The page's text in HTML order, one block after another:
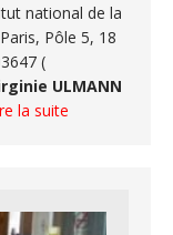
national de la
Pôle 5, 18
(
ULMANN
la suite